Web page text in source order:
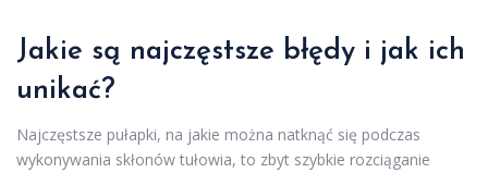
Jakie są najczęstsze błędy i jak ich
unikać?
Najczęstsze pułapki, na jakie można natknąć się podczas
wykonywania skłonów tułowia, to zbyt szybkie rozciąganie